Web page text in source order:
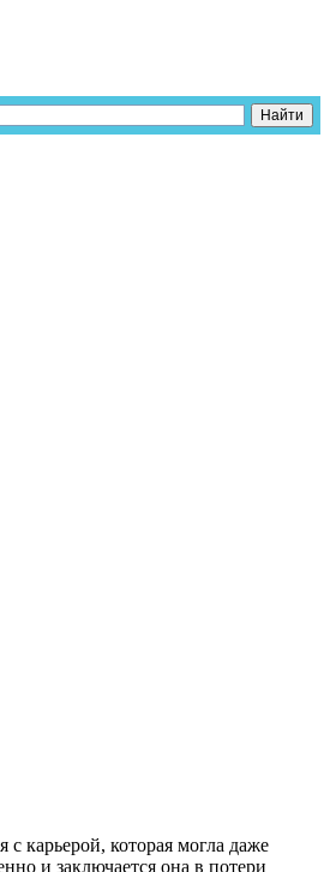
карьерой, которая могла даже
и заключается она в потери